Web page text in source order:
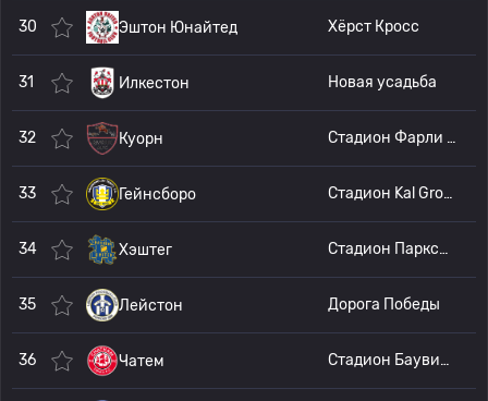
30 Эштон Юнайтед Хёрст Кросс
31 Илкестон Новая усадьба
32 Куорн Стадион Фарли Уэй
33 Гейнсборо Стадион Kal Group
34 Хэштег Стадион Парксайд
35 Лейстон Дорога Победы
36 Чатем Стадион Баувилл